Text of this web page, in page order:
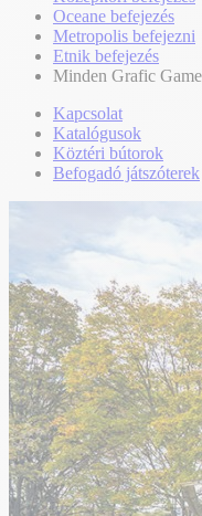
Oceane befejezés
Metropolis befejezni
Etnik befejezés
Minden Grafic
Kapcsolat
Katalógusok
Köztéri bútorok
Befogadó játszóterek